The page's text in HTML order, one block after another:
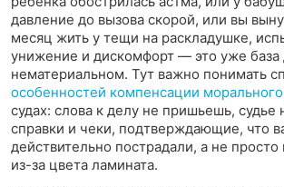
давление до вызова скорой, или вы
месяц жить у тещи на раскладушке,
унижение и дискомфорт — это уже база
нематериальном. Тут важно понимать
особенностей компенсации
судах: слова к делу не пришьешь,
справки и чеки, подтверждающие, что
действительно пострадали, а не
из-за цвета ламината.